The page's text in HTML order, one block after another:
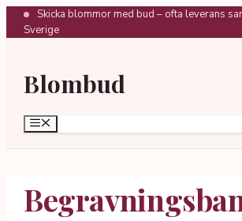
Hoppa
till
Skicka blommor med bud – ofta leverans
Sverige
Blombud
Meny